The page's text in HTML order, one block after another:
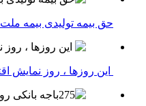
حق بیمه تولیدی بیمه ملت در
این روزها ، روز نمایش